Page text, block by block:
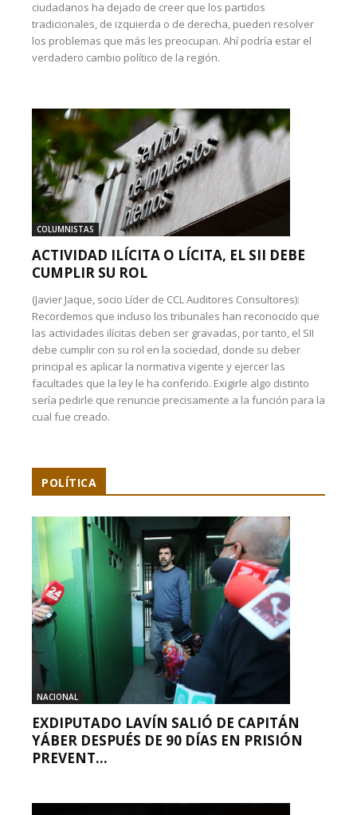
ciudadanos ha dejado de creer que los partidos
tradicionales, de izquierda o de derecha, pueden resolver
los problemas que más les preocupan. Ahí podría estar el
verdadero cambio político de la región.
COLUMNISTAS
ACTIVIDAD ILÍCITA O LÍCITA, EL SII DEBE
CUMPLIR SU ROL
(Javier Jaque, socio Líder de CCL Auditores Consultores):
Recordemos que incluso los tribunales han reconocido que
las actividades ilícitas deben ser gravadas, por tanto, el SII
debe cumplir con su rol en la sociedad, donde su deber
principal es aplicar la normativa vigente y ejercer las
facultades que la ley le ha conferido. Exigirle algo distinto
sería pedirle que renuncie precisamente a la función para la
cual fue creado.
POLÍTICA
NACIONAL
EXDIPUTADO LAVÍN SALIÓ DE CAPITÁN
YÁBER DESPUÉS DE 90 DÍAS EN PRISIÓN
PREVENT...